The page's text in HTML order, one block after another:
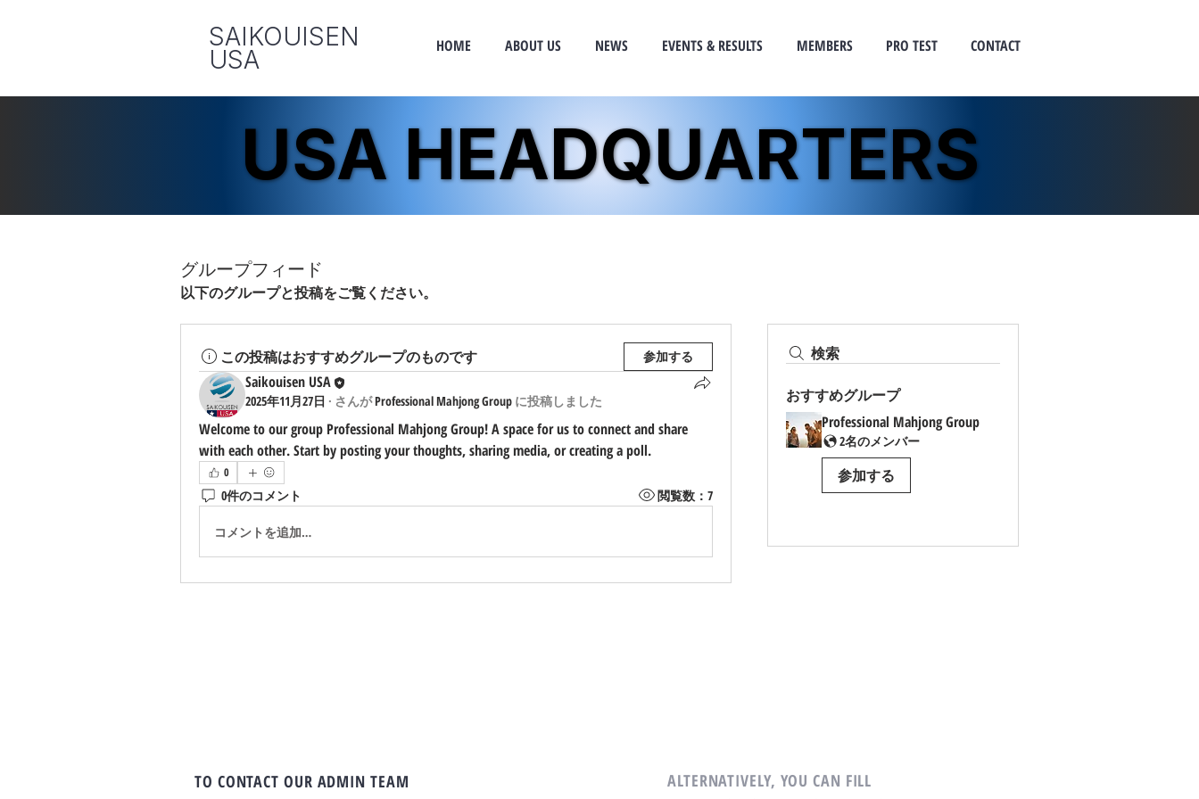
SAIKOUISEN
​USA HOME ABOUT US NEWS EVENTS & RESULTS MEMBERS PRO TEST CONTACT
USA HEADQUARTERS
USA HEADQUARTERS
グループフィード
以下のグループと投稿をご覧ください。
検索
おすすめグループ
Professional Mahjong Group
2名のメンバー
参加する
この投稿はおすすめグループのものです 参加する
Saikouisen USA
2025年11月27日 · さんがProfessional Mahjong Group に投稿しました
Welcome to our group Professional Mahjong Group! A space for us to connect and share
with each other. Start by posting your thoughts, sharing media, or creating a poll.
0
0件のコメント 閲覧数：7
コメントを追加…
TO CONTACT OUR ADMIN TEAM
ALTERNATIVELY, YOU CAN FILL